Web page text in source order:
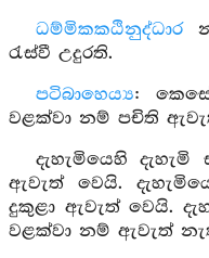
ධම්මිකකඨිනුද්ධාර
රැස්වී උදුරති.
පටිබාහෙය්‍ය:
වළක්වා නම් පචිති
දැහැමියෙහි
ඇවැත් වෙයි.
දුකුළා ඇවැත් වෙයි.
වළක්වා නම් ඇවැත්